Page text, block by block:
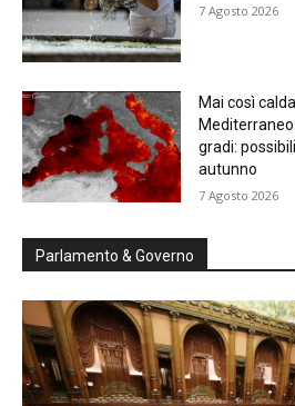
7 Agosto 2026
Mai così
gradi:
autunno
7 Agosto 2026
Parlamento & Governo